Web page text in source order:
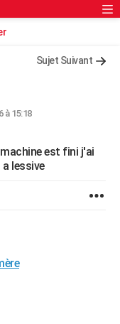
Sujet Suivant
à 15:18
est fini j'ai
lessive